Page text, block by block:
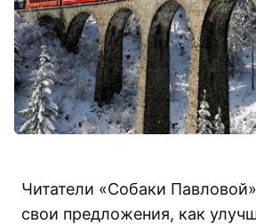
Читатели «Собаки
свои предложения, как